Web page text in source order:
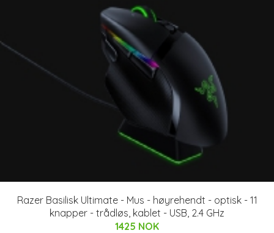
Razer Basilisk Ultimate - Mus - høyrehendt - optisk - 11
knapper - trådløs, kablet - USB, 2.4 GHz
1425 NOK